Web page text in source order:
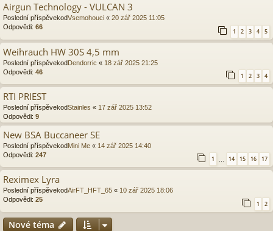
Airgun Technology - VULCAN 3
Poslední příspěvekodVsemohouci « 20 zář 2025 11:05
Odpovědi: 66
1 2 3 4 5
Weihrauch HW 30S 4,5 mm
Poslední příspěvekodDendorric « 18 zář 2025 21:25
Odpovědi: 46
1 2 3 4
RTI PRIEST
Poslední příspěvekodStainles « 17 zář 2025 13:52
Odpovědi: 9
New BSA Buccaneer SE
Poslední příspěvekodMini Me « 14 zář 2025 14:40
Odpovědi: 247
1 … 14 15 16 17
Reximex Lyra
Poslední příspěvekodAirFT_HFT_65 « 10 zář 2025 18:06
Odpovědi: 25
1 2
Nové téma